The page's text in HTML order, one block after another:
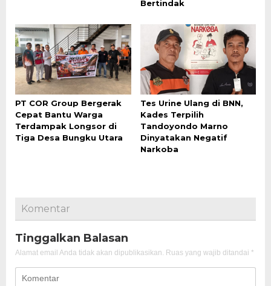
Bertindak
PT COR Group Bergerak
Cepat Bantu Warga
Terdampak Longsor di
Tiga Desa Bungku Utara
Tes Urine Ulang di BNN,
Kades Terpilih
Tandoyondo Marno
Dinyatakan Negatif
Narkoba
Komentar
Tinggalkan Balasan
Alamat email Anda tidak akan dipublikasikan. Ruas yang wajib ditandai *